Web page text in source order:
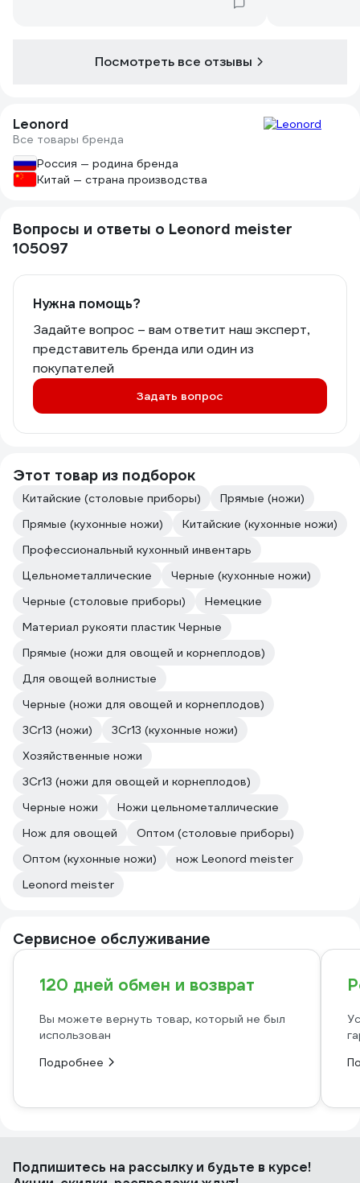
Посмотреть все отзывы
Leonord
Все товары бренда
Россия — родина бренда
Китай — страна производства
Вопросы и ответы о Leonord meister
105097
Нужна помощь?
Задайте вопрос – вам ответит наш эксперт,
представитель бренда или один из
покупателей
Задать вопрос
Этот товар из подборок
Китайские (столовые приборы)
Прямые (ножи)
Прямые (кухонные ножи)
Китайские (кухонные ножи)
Профессиональный кухонный инвентарь
Цельнометаллические
Черные (кухонные ножи)
Черные (столовые приборы)
Немецкие
Материал рукояти пластик Черные
Прямые (ножи для овощей и корнеплодов)
Для овощей волнистые
Черные (ножи для овощей и корнеплодов)
3Cr13 (ножи)
3Cr13 (кухонные ножи)
Хозяйственные ножи
3Cr13 (ножи для овощей и корнеплодов)
Черные ножи
Ножи цельнометаллические
Нож для овощей
Оптом (столовые приборы)
Оптом (кухонные ножи)
нож Leonord meister
Leonord meister
Сервисное обслуживание
120 дней обмен и возврат
Вы можете вернуть товар, который не был
использован
Подробнее
Подпишитесь на рассылкуи будьте в курсе!